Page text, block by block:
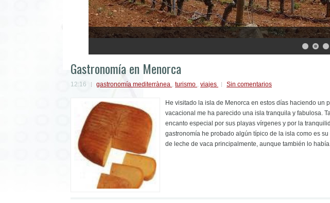
Gastronomía en Menorca
12:16 gastronomía mediterrànea , turismo , viajes Sin comentarios
He visitado la isla de Menorca en estos días haciendo un
vacacional me ha parecido una isla tranquila y fabulosa.
encanto especial por sus playas vírgenes y por la
gastronomía he probado algún típico de la isla como es
de leche de vaca principalmente, aunque también lo